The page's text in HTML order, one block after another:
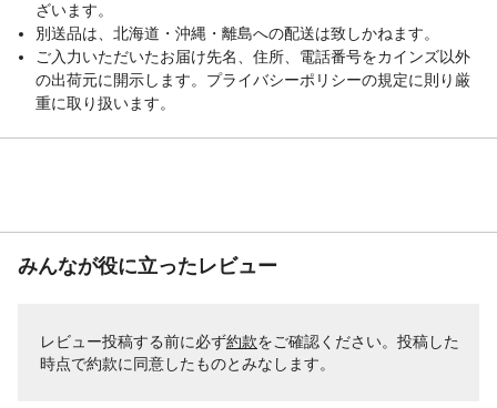
ざいます。
別送品は、北海道・沖縄・離島への配送は致しかねます。
ご入力いただいたお届け先名、住所、電話番号をカインズ以外
の出荷元に開示します。プライバシーポリシーの規定に則り厳
重に取り扱います。
みんなが役に立ったレビュー
レビュー投稿する前に必ず約款をご確認ください。投稿した
時点で約款に同意したものとみなします。